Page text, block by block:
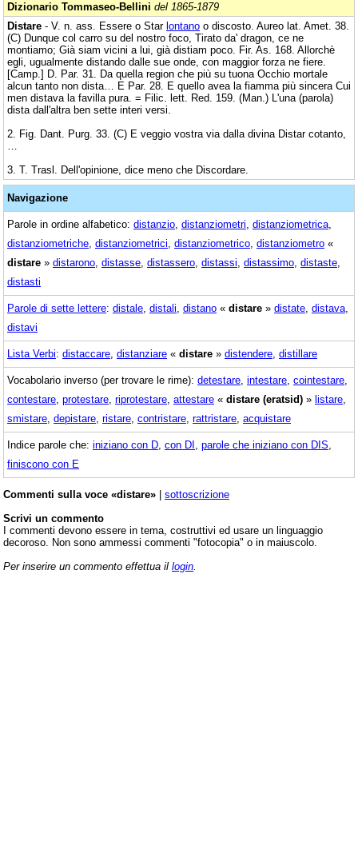
Dizionario Tommaseo-Bellini del 1865-1879
Distare - V. n. ass. Essere o Star lontano o discosto. Aureo lat. Amet. 38.
(C) Dunque col carro su del nostro foco, Tirato da' dragon, ce ne
montiamo; Già siam vicini a lui, già distiam poco. Fir. As. 168. Allorchè
egli, ugualmente distando dalle sue onde, con maggior forza ne fiere.
[Camp.] D. Par. 31. Da quella region che più su tuona Occhio mortale
alcun tanto non dista… E Par. 28. E quello avea la fiamma più sincera Cui
men distava la favilla pura. = Filic. lett. Red. 159. (Man.) L'una (parola)
dista dall'altra ben sette interi versi.
2. Fig. Dant. Purg. 33. (C) E veggio vostra via dalla divina Distar cotanto,
3. T. Trasl. Dell'opinione, dice meno che Discordare.
Navigazione
Parole in ordine alfabetico: distanzio distanziometri distanziometrica
distanziometriche distanziometrici distanziometrico distanziometro «
distare » distarono distasse distassero distassi distassimo distaste
distasti
Parole di sette lettere: distale distali distano « distare » distate distava
distavi
Lista Verbi: distaccare distanziare « distare » distendere distillare
Vocabolario inverso (per trovare le rime): detestare intestare cointestare
contestare protestare riprotestare attestare « distare (eratsid) » listare
smistare depistare ristare contristare rattristare acquistare
Indice parole che: iniziano con D con DI parole che iniziano con DIS
finiscono con E
Commenti sulla voce «distare» | sottoscrizione
Scrivi un commento
I commenti devono essere in tema, costruttivi ed usare un linguaggio
decoroso. Non sono ammessi commenti "fotocopia" o in maiuscolo.
Per inserire un commento effettua il login